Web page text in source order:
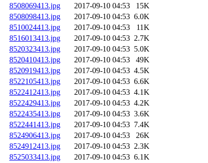
8508069413.jpg
2017-09-10 04:53
15K
8508098413.jpg
2017-09-10 04:53 6.0K
8510024413.jpg
2017-09-10 04:53
11K
8516013413.jpg
2017-09-10 04:53 2.7K
8520323413.jpg
2017-09-10 04:53 5.0K
8520410413.jpg
2017-09-10 04:53
49K
8520919413.jpg
2017-09-10 04:53 4.5K
8522105413.jpg
2017-09-10 04:53 6.6K
8522412413.jpg
2017-09-10 04:53 4.1K
8522429413.jpg
2017-09-10 04:53 4.2K
8522435413.jpg
2017-09-10 04:53 3.6K
8522441413.jpg
2017-09-10 04:53 7.4K
8524906413.jpg
2017-09-10 04:53
26K
8524912413.jpg
2017-09-10 04:53 2.3K
8525033413.jpg
2017-09-10 04:53 6.1K